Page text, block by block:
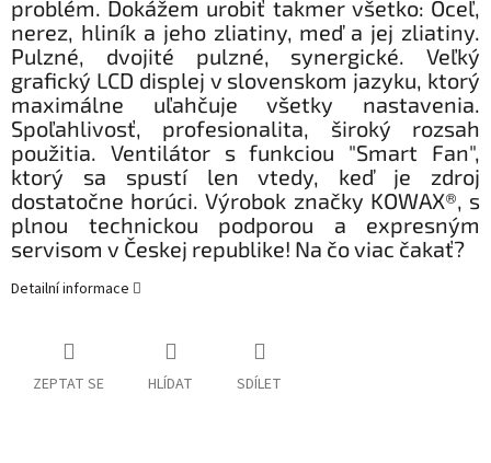
problém. Dokážem urobiť takmer všetko: Oceľ,
nerez, hliník a jeho zliatiny, meď a jej zliatiny.
Pulzné, dvojité pulzné, synergické. Veľký
grafický LCD displej v slovenskom jazyku, ktorý
maximálne uľahčuje všetky nastavenia.
Spoľahlivosť, profesionalita, široký rozsah
použitia. Ventilátor s funkciou "Smart Fan",
ktorý sa spustí len vtedy, keď je zdroj
dostatočne horúci. Výrobok značky KOWAX®, s
plnou technickou podporou a expresným
servisom v Českej republike! Na čo viac čakať?
Detailní informace
ZEPTAT SE HLÍDAT SDÍLET